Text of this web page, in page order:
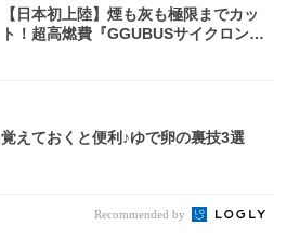
【日本初上陸】煙も灰も極限までカッ
ト！超高燃費『GGUBUSサイクロン焚
覚えておくと便利♪ゆで卵の裏技3選
Recommended by